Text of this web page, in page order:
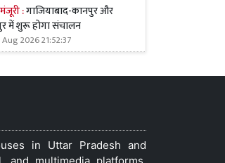
:गाजियाबाद-कानपुर और
में शुरू होगा संचालन
2026 21:52:37
in Uttar Pradesh and